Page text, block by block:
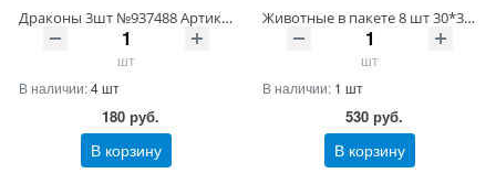
Драконы 3шт №937488 Артикул 937488-18 ШтрихКод 6933015937488
шт
В наличии:4 шт
180 руб.
В корзину
Животные в пакете 8 шт 30*36*4 Артикул Q501-8/-53 ШтрихКод 4657792473343
шт
В наличии: 1 шт
530 руб.
В корзину